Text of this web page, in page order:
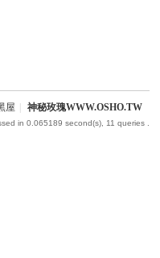
屋 神秘玫瑰WWW.OSHO.TW
in 0.065189 second(s), 11 queries .